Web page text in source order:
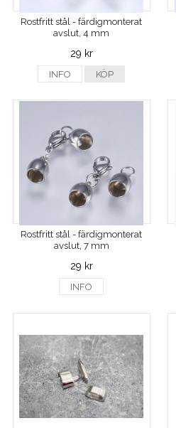
Rostfritt stål - färdigmonterat
avslut, 4 mm
29 kr
INFO KÖP
Rostfritt stål - färdigmonterat
avslut, 7 mm
29 kr
INFO